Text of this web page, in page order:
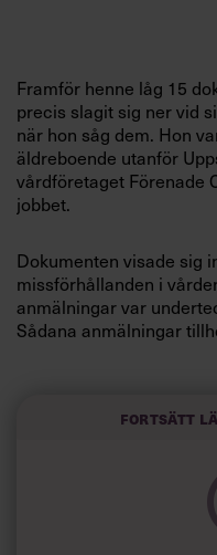
Villkor och policy för
Sök
efter:
Framför henne låg 15
precis slagit ­­sig ner vid
när hon såg dem. Hon
äldreboende utanför
vårdföretaget ­Förenade
jobbet.
Dokumenten visade sig
missförhållanden i
anmälningar var
Sådana anmälningar
»’Det här är inte sant’,
När hon ser tillbaka på
anmälningarna
göra. Det var hennes
Fortsätt